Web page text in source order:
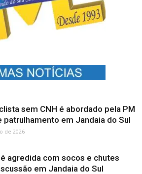
sem CNH é abordado pela PM
patrulhamento em Jandaia do Sul
de 2026
agredida com socos e chutes
em Jandaia do Sul